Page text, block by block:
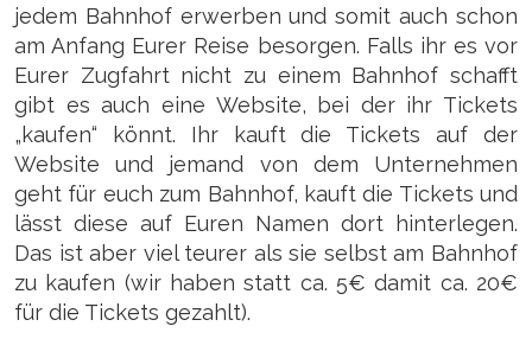
jedem Bahnhof erwerben und somit auch schon
am Anfang Eurer Reise besorgen. Falls ihr es vor
Eurer Zugfahrt nicht zu einem Bahnhof schafft
gibt es auch eine Website, bei der ihr Tickets
„kaufen“ könnt. Ihr kauft die Tickets auf der
Website und jemand von dem Unternehmen
geht für euch zum Bahnhof, kauft die Tickets und
lässt diese auf Euren Namen dort hinterlegen.
Das ist aber viel teurer als sie selbst am Bahnhof
zu kaufen (wir haben statt ca. 5€ damit ca. 20€
für die Tickets gezahlt).